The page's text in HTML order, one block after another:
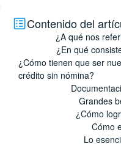
Contenido del
¿A qué nos
¿En qué
¿Cómo tienen que ser
crédito sin nómina?
Grandes
¿Cómo
Cómo
Lo